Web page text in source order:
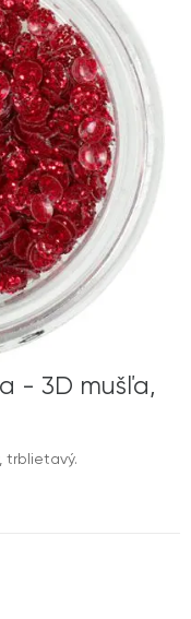
- 3D mušľa,
trblietavý.